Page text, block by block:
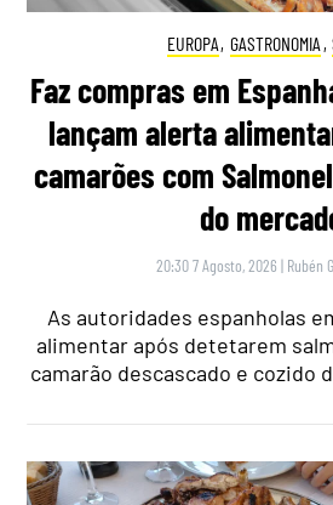
EUROPA, GASTRONOMIA ,
Faz compras em
lançam alerta
camarões com
do
20:30 7 Agosto, 2026 | Rubén
As autoridades espanholas
alimentar após detetarem
camarão descascado e cozido